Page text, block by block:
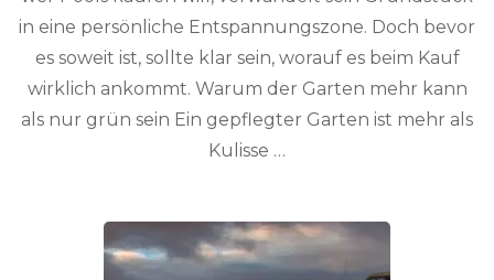
in eine persönliche Entspannungszone. Doch bevor
es soweit ist, sollte klar sein, worauf es beim Kauf
wirklich ankommt. Warum der Garten mehr kann
als nur grün sein Ein gepflegter Garten ist mehr als
Kulisse …